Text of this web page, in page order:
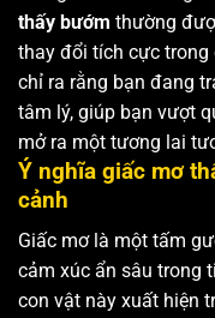
thấy bướm thường
thay đổi tích cực trong
chỉ ra rằng bạn đang
tâm lý, giúp bạn vượt
mở ra một tương lai
Ý nghĩa giấc mơ
cảnh
Giấc mơ là một tấm
cảm xúc ẩn sâu trong
con vật này xuất hiện